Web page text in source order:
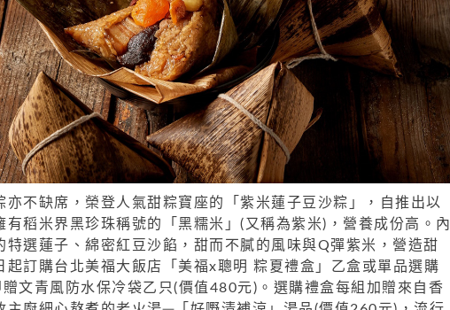
亦不缺席，榮登人氣甜粽寶座的「紫米蓮子豆沙粽」，自推出以
有稻米界黑珍珠稱號的「黑糯米」(又稱為紫米)，營養成份高。內
特選蓮子、綿密紅豆沙餡，甜而不膩的風味與Q彈紫米，營造甜
起訂購台北美福大飯店「美福x聰明 粽夏禮盒」乙盒或單品選購
文青風防水保冷袋乙只(價值480元)。選購禮盒每組加贈來自香